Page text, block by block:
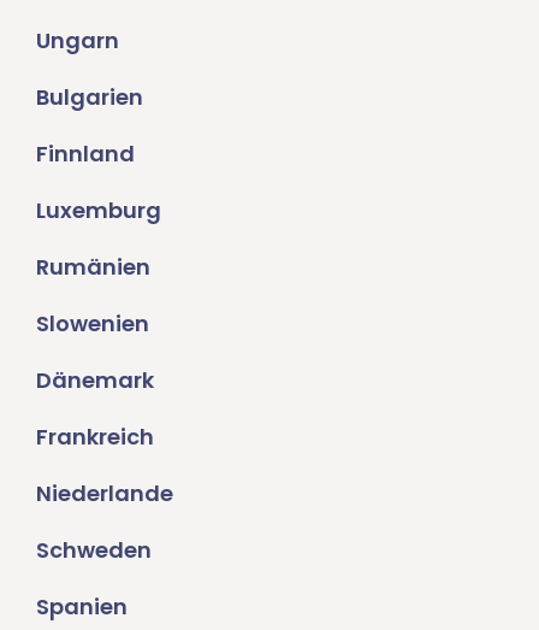
Ungarn
Bulgarien
Finnland
Luxemburg
Rumänien
Slowenien
Dänemark
Frankreich
Niederlande
Schweden
Spanien